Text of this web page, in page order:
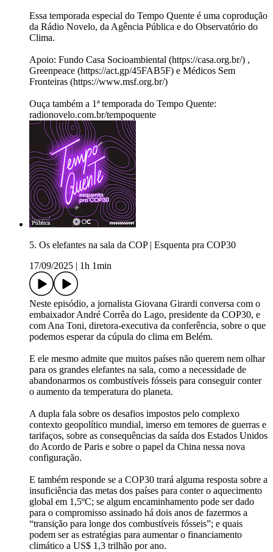
Essa temporada especial do Tempo Quente é uma coprodução
da Rádio Novelo, da Agência Pública e do Observatório do
Clima.
Apoio: Fundo Casa Socioambiental (https://casa.org.br/) ,
Greenpeace (https://act.gp/45FAB5F) e Médicos Sem
Fronteiras (https://www.msf.org.br/)
Ouça também a 1ª temporada do Tempo Quente:
radionovelo.com.br/tempoquente
5. Os elefantes na sala da COP | Esquenta pra COP30
17/09/2025
1h 1min
Neste episódio, a jornalista Giovana Girardi conversa com o
embaixador André Corrêa do Lago, presidente da COP30, e
com Ana Toni, diretora-executiva da conferência, sobre o que
podemos esperar da cúpula do clima em Belém.
E ele mesmo admite que muitos países não querem nem olhar
para os grandes elefantes na sala, como a necessidade de
abandonarmos os combustíveis fósseis para conseguir conter
o aumento da temperatura do planeta.
A dupla fala sobre os desafios impostos pelo complexo
contexto geopolítico mundial, imerso em temores de guerras e
tarifaços, sobre as consequências da saída dos Estados Unidos
do Acordo de Paris e sobre o papel da China nessa nova
configuração.
E também responde se a COP30 trará alguma resposta sobre a
insuficiência das metas dos países para conter o aquecimento
global em 1,5ºC; se algum encaminhamento pode ser dado
para o compromisso assinado há dois anos de fazermos a
“transição para longe dos combustíveis fósseis”; e quais
podem ser as estratégias para aumentar o financiamento
climático a US$ 1,3 trilhão por ano.